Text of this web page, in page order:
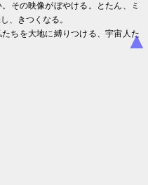
その映像がぼやける。とたん、ミ
、きつくなる。
ちを大地に縛りつける、宇宙人た
▲